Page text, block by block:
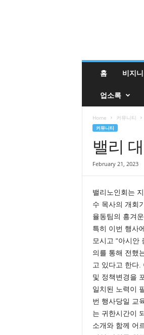
진
홈 비지
업소록
Home 커뮤니티
커뮤니티
밸리
February 21, 2023
밸리노인회는
수 목사의 개회
율동팀의 흥겨
특히 이번 행사
모시고 “아시안
의를 통해 전했
고 있다고 한다.
및 정책변경을
일치된 노력이
번 행사당일 교
는 귀한시간이
소개와 함께 어